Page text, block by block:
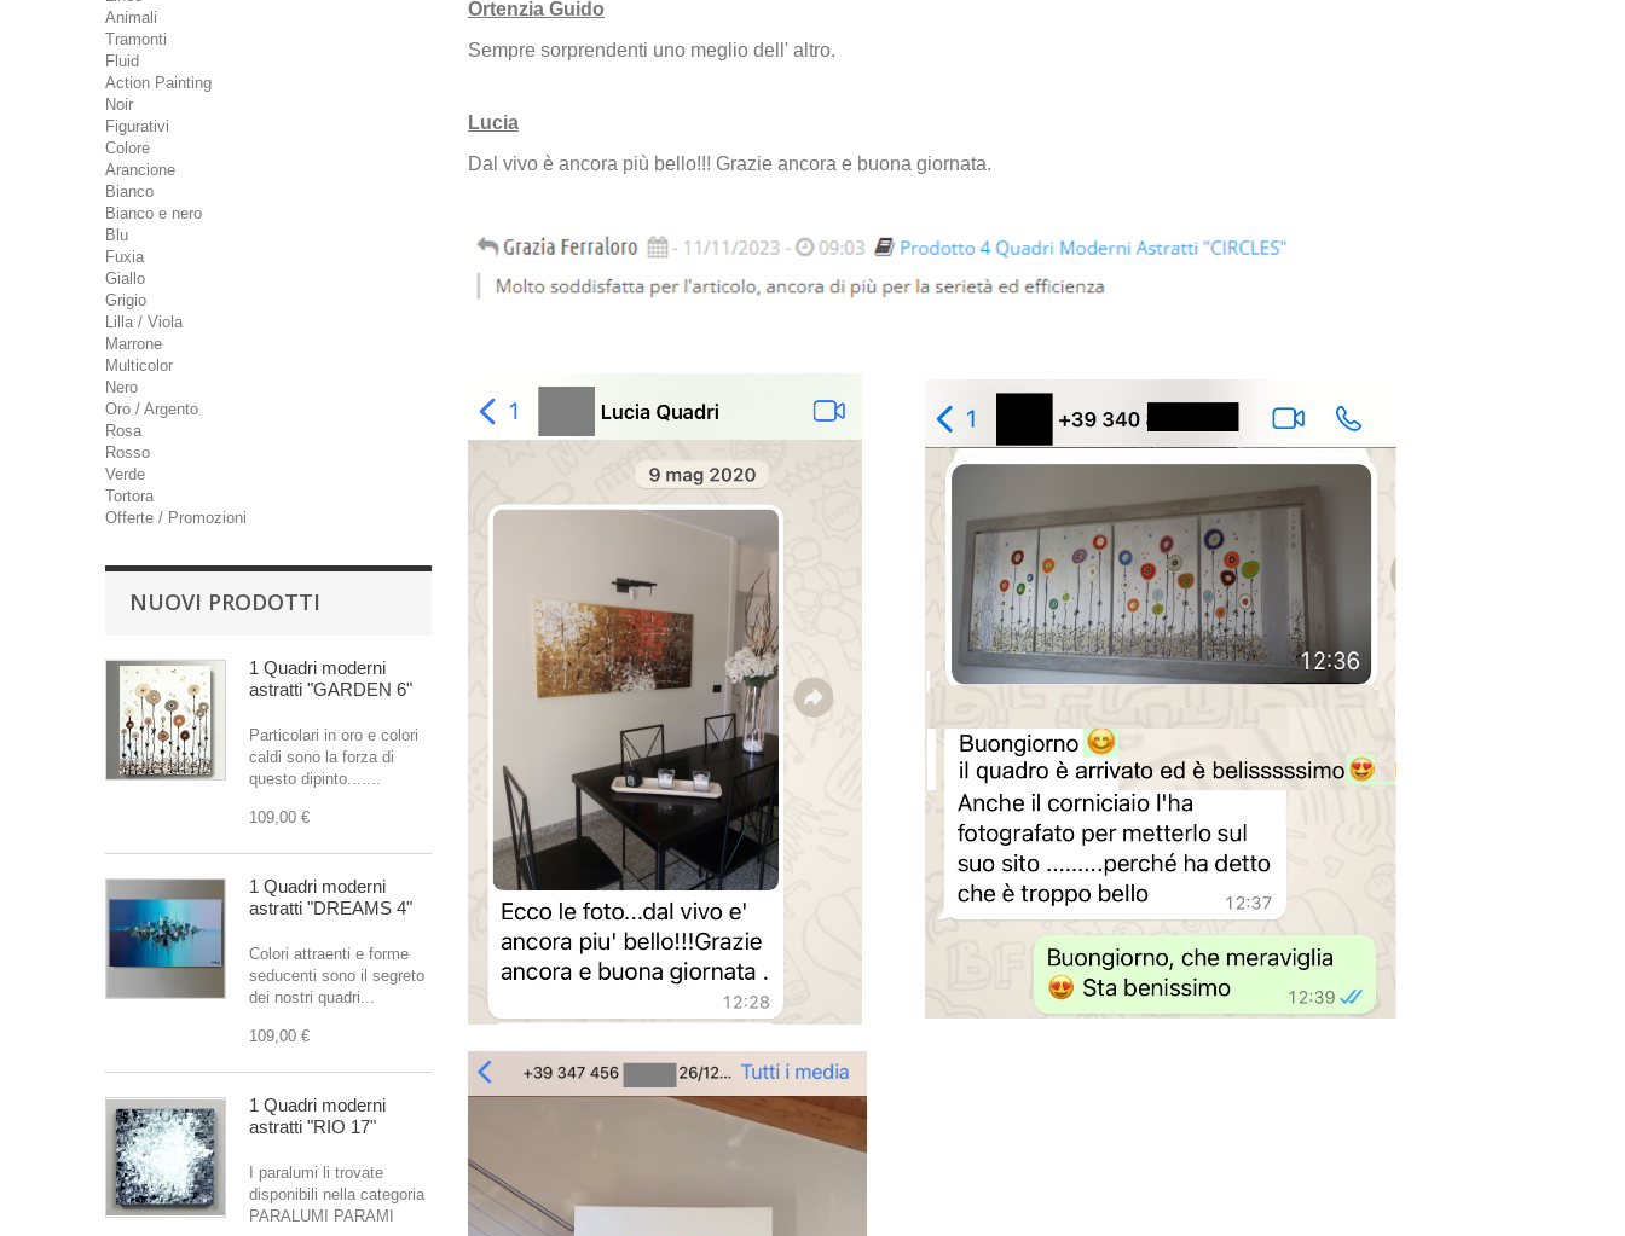
Animali
Tramonti
Fluid
Action Painting
Noir
Figurativi
Colore
Arancione
Bianco
Bianco e nero
Blu
Fuxia
Giallo
Grigio
Lilla / Viola
Marrone
Multicolor
Nero
Oro / Argento
Rosa
Rosso
Verde
Tortora
Offerte / Promozioni
NUOVI PRODOTTI
1 Quadri moderni
astratti "GARDEN 6"
Particolari in oro e colori
caldi sono la forza di
questo dipinto.......
109,00 €
1 Quadri moderni
astratti "DREAMS 4"
Colori attraenti e forme
seducenti sono il segreto
dei nostri quadri...
109,00 €
1 Quadri moderni
astratti "RIO 17"
I paralumi li trovate
disponibili nella categoria
PARALUMI PARAMI
Ortenzia Guido
Sempre sorprendenti uno meglio dell' altro.
Lucia
Dal vivo è ancora più bello!!! Grazie ancora e buona giornata.